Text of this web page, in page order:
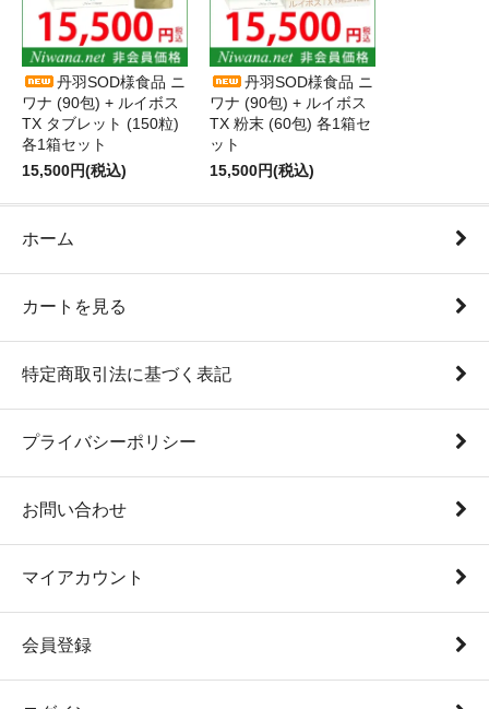
丹羽SOD様食品 ニ
ワナ (90包) + ルイボス
TX タブレット (150粒)
各1箱セット
15,500円(税込)
丹羽SOD様食品 ニ
ワナ (90包) + ルイボス
TX 粉末 (60包) 各1箱セ
ット
15,500円(税込)
ホーム
カートを見る
特定商取引法に基づく表記
プライバシーポリシー
お問い合わせ
マイアカウント
会員登録